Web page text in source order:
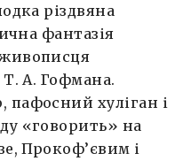
різдвяна
фантазія
Т. А. Гофмана.
хуліган і
«говорить» на
Прокоф’євим і